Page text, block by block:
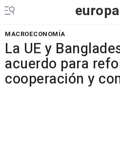
europa
MACROECONOMÍA
La UE y
acuerdo para
cooperación y